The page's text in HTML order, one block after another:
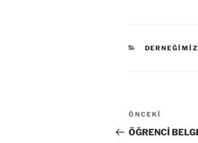
DERNEĞIMIZ
Yazı
gezinmesi
Önceki
Yazı
ÖNCEKI
ÖĞRENCİ